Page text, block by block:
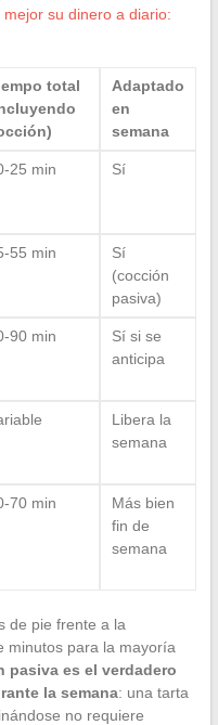
su dinero a diario:
total
Adaptado
en
semana
25 min Sí
55 min
Sí
(cocción
pasiva)
90 min
Sí si se
anticipa
Libera la
semana
70 min
Más bien
fin de
semana
de pie frente a la
minutos para la mayoría
pasiva es el verdadero
la semana: una tarta
no requiere